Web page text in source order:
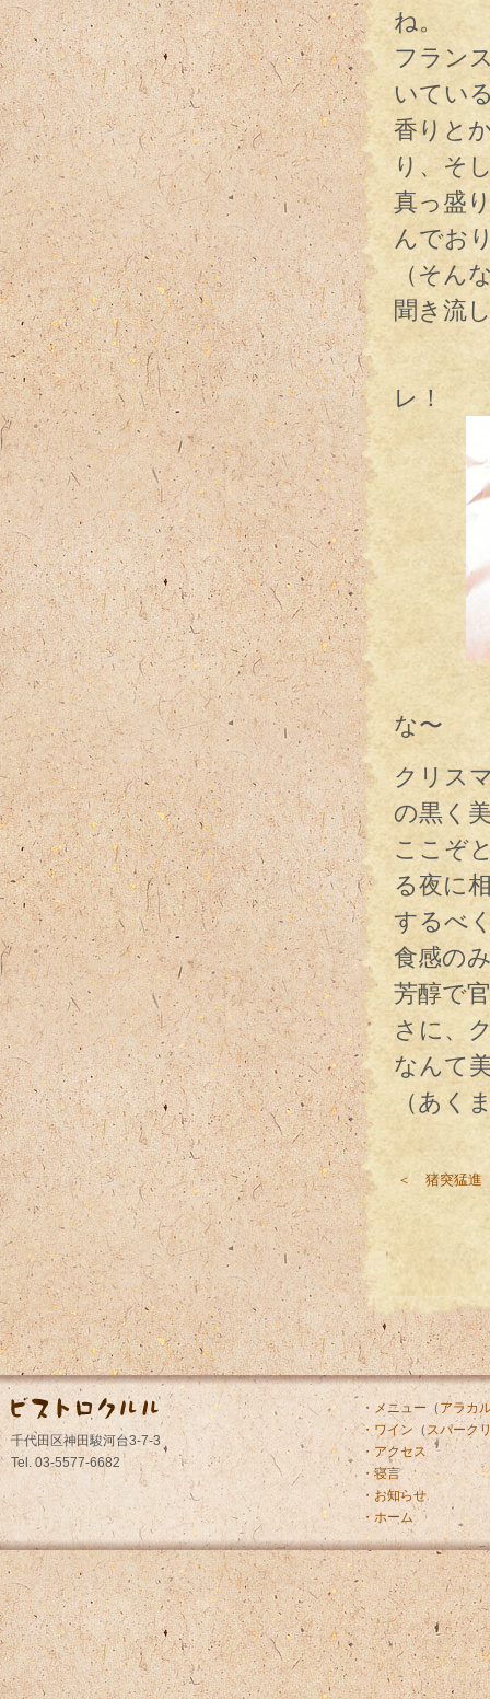
ね。
フラン
いてい
香りと
り、そ
真っ盛
んでお
（そん
聞き流
い
レ！
な〜
クリス
の黒く
ここぞ
る夜に
するべ
食感の
芳醇で
さに、
なんて
（あく
＜ 猪突猛進
千代田区神田駿河台3-7-3
Tel. 03-5577-6682
・メニュー（ アラカ
・ワイン （スパーク
・アクセス
・寝言
・お知らせ
・ホーム